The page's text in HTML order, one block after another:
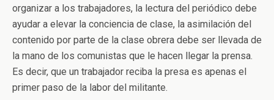
organizar a los trabajadores, la lectura del periódico debe
ayudar a elevar la conciencia de clase, la asimilación del
contenido por parte de la clase obrera debe ser llevada de
la mano de los comunistas que le hacen llegar la prensa.
Es decir, que un trabajador reciba la presa es apenas el
primer paso de la labor del militante.